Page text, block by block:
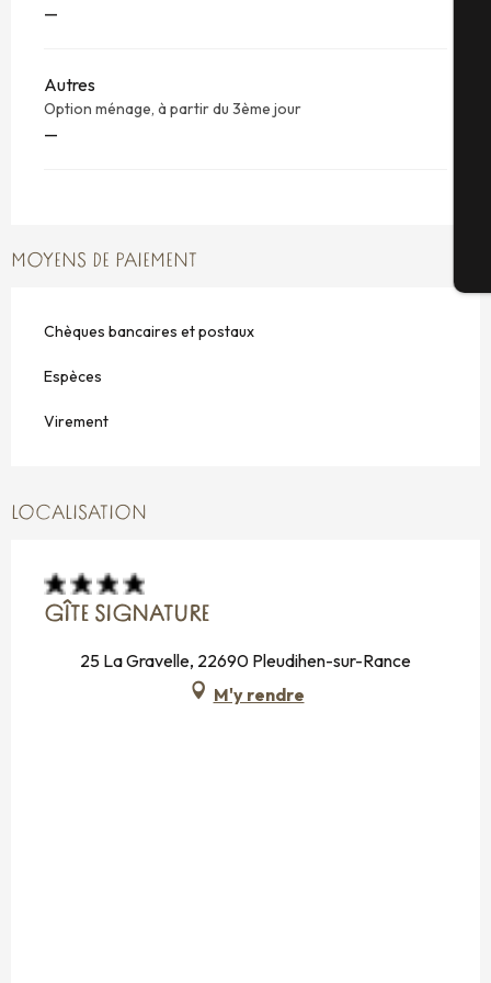
—
Autres
Option ménage, à partir du 3ème jour
—
MOYENS DE PAIEMENT
Chèques bancaires et postaux
Espèces
Virement
LOCALISATION
GÎTE SIGNATURE
25 La Gravelle, 22690 Pleudihen-sur-Rance
M'y rendre